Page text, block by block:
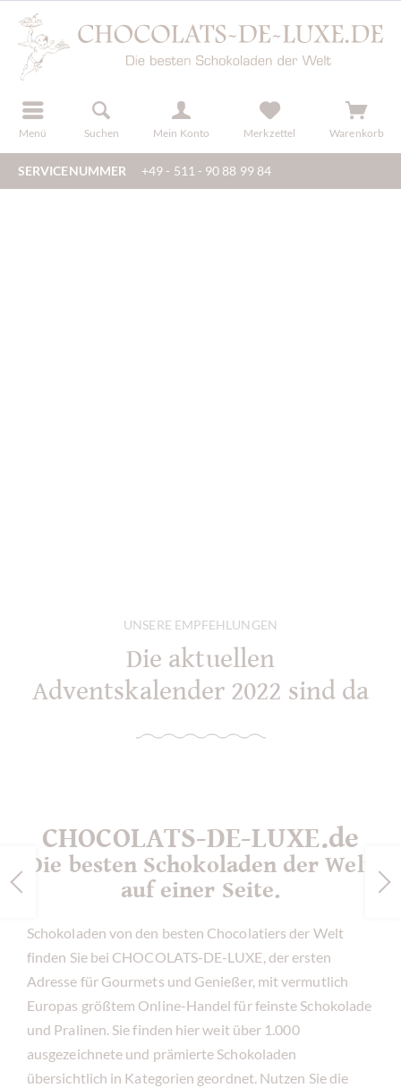
Menü Suchen Mein Konto
registrieren Merkzettel Warenkorb
SERVICENUMMER +49 - 511 - 90 88 99 84
UNSERE EMPFEHLUNGEN
Die aktuellen
Adventskalender 2022 sind da
CHOCOLATS-DE-LUXE.de
Die besten Schokoladen der Welt
auf einer Seite.
Schokoladen von den besten Chocolatiers der Welt
finden Sie bei CHOCOLATS-DE-LUXE, der ersten
Adresse für Gourmets und Genießer, mit vermutlich
Europas größtem Online-Handel für feinste Schokolade
und Pralinen. Sie finden hier weit über 1.000
ausgezeichnete und prämierte Schokoladen
übersichtlich in Kategorien geordnet. Nutzen Sie die